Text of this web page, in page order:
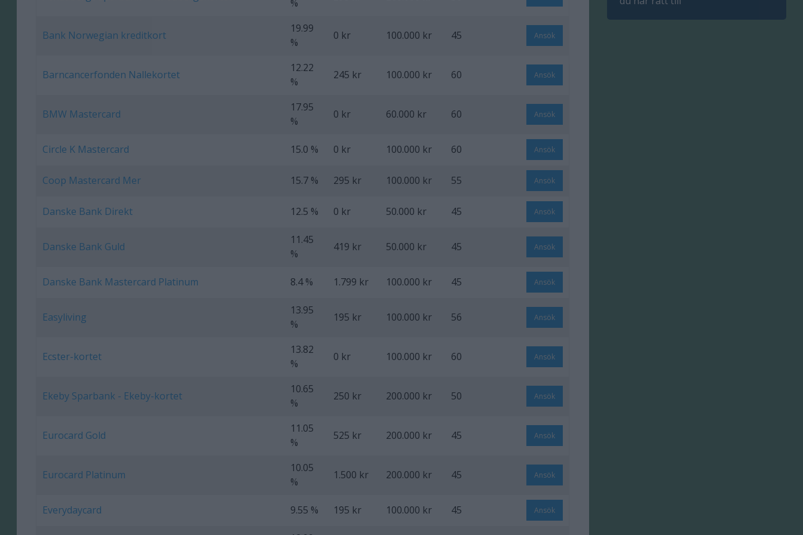
%
Bank Norwegian kreditkort
19.99
%
0 kr 100.000 kr 45 Ansök
Barncancerfonden Nallekortet
12.22
%
245 kr 100.000 kr 60 Ansök
BMW Mastercard
17.95
%
0 kr 60.000 kr 60 Ansök
Circle K Mastercard 15.0 % 0 kr 100.000 kr 60 Ansök
Coop Mastercard Mer 15.7 % 295 kr 100.000 kr 55 Ansök
Danske Bank Direkt 12.5 % 0 kr 50.000 kr 45 Ansök
Danske Bank Guld
11.45
%
419 kr 50.000 kr 45 Ansök
Danske Bank Mastercard Platinum 8.4 % 1.799 kr 100.000 kr 45 Ansök
Easyliving
13.95
%
195 kr 100.000 kr 56 Ansök
Ecster-kortet
13.82
%
0 kr 100.000 kr 60 Ansök
Ekeby Sparbank - Ekeby-kortet
10.65
%
250 kr 200.000 kr 50 Ansök
Eurocard Gold
11.05
%
525 kr 200.000 kr 45 Ansök
Eurocard Platinum
10.05
%
1.500 kr 200.000 kr 45 Ansök
Everydaycard 9.55 % 195 kr 100.000 kr 45 Ansök